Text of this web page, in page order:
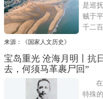
是巡
贼于
千二
戚继
莆禧
1563
于平
来源：《国家人文历史》
宝岛重光 沧海月明丨抗
去，何须马革裹尸回”
特殊